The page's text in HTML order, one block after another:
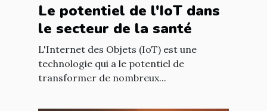
Le potentiel de l'IoT dans
le secteur de la santé
L'Internet des Objets (IoT) est une
technologie qui a le potentiel de
transformer de nombreux...